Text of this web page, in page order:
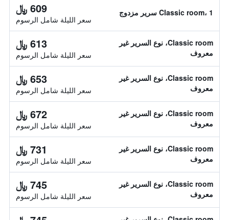
Classic room، 1 سرير مزدوج 609 ﷼
سعر الليلة شامل الرسوم
Classic room، نوع السرير غير
معروف
613 ﷼
سعر الليلة شامل الرسوم
Classic room، نوع السرير غير
معروف
653 ﷼
سعر الليلة شامل الرسوم
Classic room، نوع السرير غير
معروف
672 ﷼
سعر الليلة شامل الرسوم
Classic room، نوع السرير غير
معروف
731 ﷼
سعر الليلة شامل الرسوم
Classic room، نوع السرير غير
معروف
745 ﷼
سعر الليلة شامل الرسوم